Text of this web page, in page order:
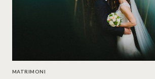
MATRIMONI